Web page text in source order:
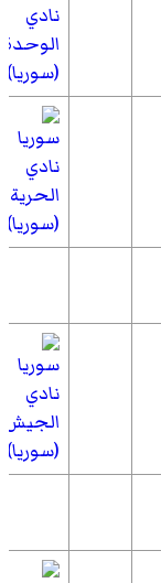
نادي
الوحدة
(سوريا)
نادي
الحرية
(سوريا)
نادي
الجيش
(سوريا)